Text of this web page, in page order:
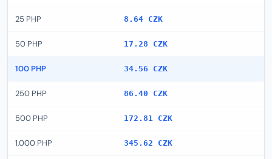
25 PHP 8.64 CZK
50 PHP 17.28 CZK
100 PHP 34.56 CZK
250 PHP 86.40 CZK
500 PHP 172.81 CZK
1,000 PHP 345.62 CZK